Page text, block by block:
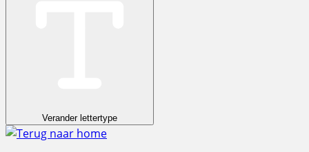
Verander lettertype